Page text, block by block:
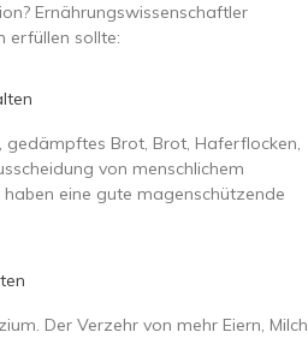
Ernährungswissenschaftler
erfüllen sollte:
Brot, Brot, Haferflocken,
von menschlichem
eine gute magenschützende
Der Verzehr von mehr Eiern, Milch